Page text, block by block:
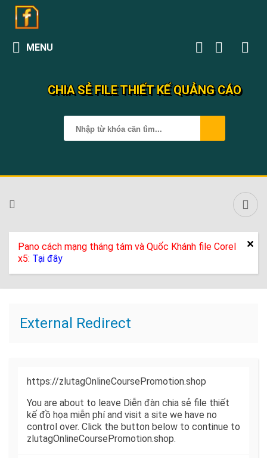
MENU
CHIA SẺ FILE THIẾT KẾ QUẢNG CÁO
Pano cách mạng tháng tám và Quốc Khánh file Corel
x5: Tại đây
External Redirect
https://zlutagOnlineCoursePromotion.shop
You are about to leave Diễn đàn chia sẻ file thiết
kế đồ họa miễn phí and visit a site we have no
control over. Click the button below to continue to
zlutagOnlineCoursePromotion.shop.